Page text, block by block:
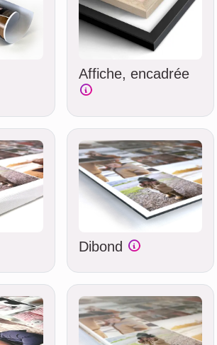
Affiche, encadrée
Dibond